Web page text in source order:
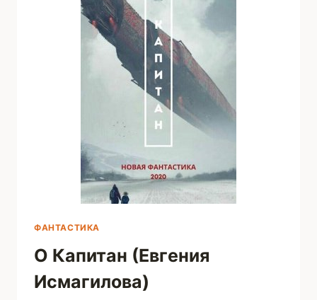
ФАНТАСТИКА
О Капитан (Евгения
Исмагилова)